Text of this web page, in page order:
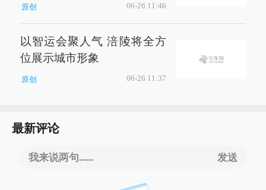
原创 06-26 11:46
以智运会聚人气 涪陵将全方
位展示城市形象
原创 06-26 11:37
最新评论
我来说两句...... 发送